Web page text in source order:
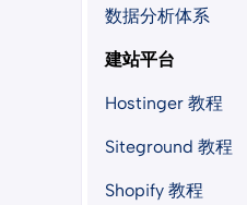
数据分析体系
建站平台
Hostinger 教程
Siteground 教程
Shopify 教程